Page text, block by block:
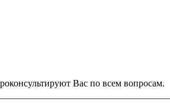
Вас по всем вопросам.